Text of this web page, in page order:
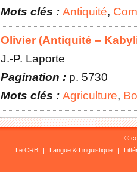
Mots clés : Antiquité,
Olivier (Antiquité –
J.-P. Laporte
Pagination : p. 5730
Mots clés : Agriculture,
©
Le CRB
| Langue & Linguistique |